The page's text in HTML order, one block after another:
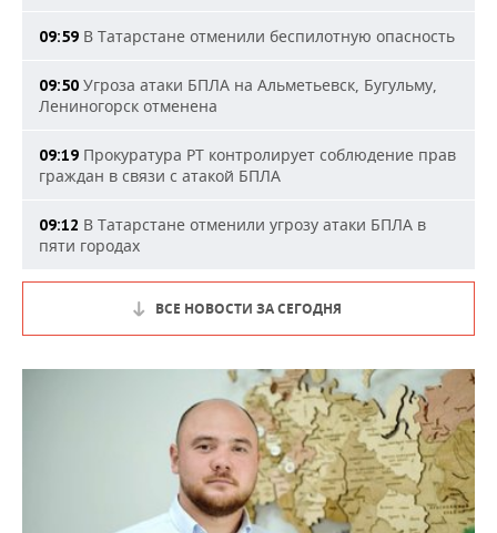
09:59 В Татарстане отменили беспилотную опасность
09:50 Угроза атаки БПЛА на Альметьевск, Бугульму,
Лениногорск отменена
09:19 Прокуратура РТ контролирует соблюдение прав
граждан в связи с атакой БПЛА
09:12 В Татарстане отменили угрозу атаки БПЛА в
пяти городах
ВСЕ НОВОСТИ ЗА СЕГОДНЯ